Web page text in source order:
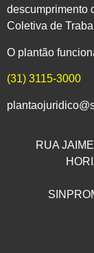
descumprimento
Coletiva de
O plantão
(31) 3115-3000
RUA